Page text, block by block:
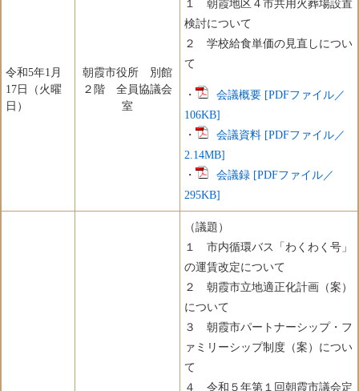
令和5年1月
17日（火曜
日）
朝霞市役所 別館
２階 全員協議会
室
１ 朝霞地区４市共用火葬場設置
検討について
２ 学校給食単価の見直しについ
て
・
会議概要 [PDFファイル／
106KB]
・
会議資料 [PDFファイル／
2.14MB]
・
会議録 [PDFファイル／
295KB]
（議題）
１ 市内循環バス「わくわく号」
の運賃改定について
２ 朝霞市立地適正化計画（案）
について
３ 朝霞市パートナーシップ・フ
ァミリーシップ制度（案）につい
て
４ 令和５年第１回朝霞市議会定